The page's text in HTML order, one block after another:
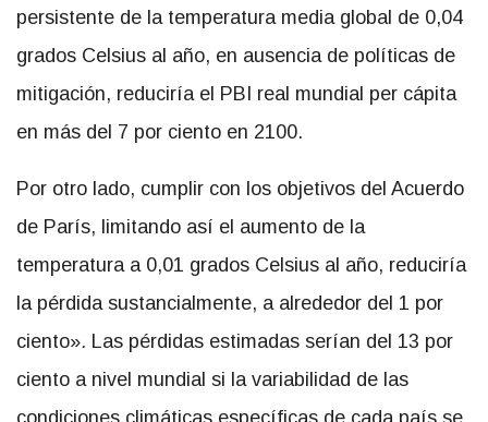
persistente de la temperatura media global de 0,04
grados Celsius al año, en ausencia de políticas de
mitigación, reduciría el PBI real mundial per cápita
en más del 7 por ciento en 2100.
Por otro lado, cumplir con los objetivos del Acuerdo
de París, limitando así el aumento de la
temperatura a 0,01 grados Celsius al año, reduciría
la pérdida sustancialmente, a alrededor del 1 por
ciento». Las pérdidas estimadas serían del 13 por
ciento a nivel mundial si la variabilidad de las
condiciones climáticas específicas de cada país se